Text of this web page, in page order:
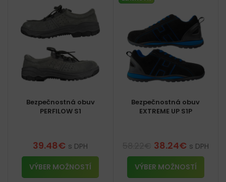
Bezpečnostná obuv
PERFILOW S1
39.48€ s DPH
VÝBER MOŽNOSTÍ
Bezpečnostná obuv
EXTREME UP S1P
38.24€ s DPH
VÝBER MOŽNOSTÍ